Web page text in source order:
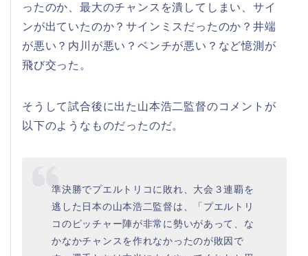
ったのか、最大のチャンスを潰してしまい、サイ
ンが出ていたのか？サインミスだったのか？井端
が悪い？内川が悪い？ベンチが悪い？など憶測が
飛び交った。
そうして試合後に出た山本浩二監督のコメントが
以下のようなものだったのだ。
準決勝でプエルトリコに敗れ、大会３連覇を
逃した日本の山本浩二監督は、「プエルトリ
コのピッチャー陣が非常に勢いがあって、な
かなかチャンスを作れなかったのが敗因で